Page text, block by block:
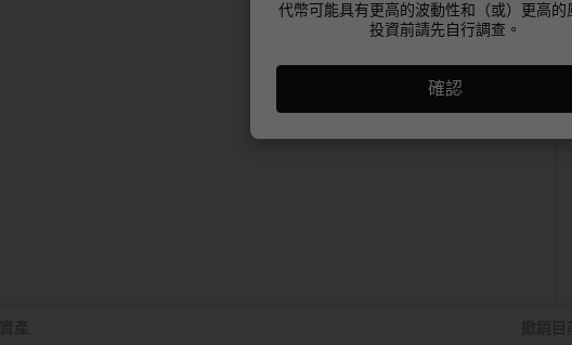
撤銷
代幣可能具有更高的波動性和（或）更高的
投資前請先自行調查。
確認